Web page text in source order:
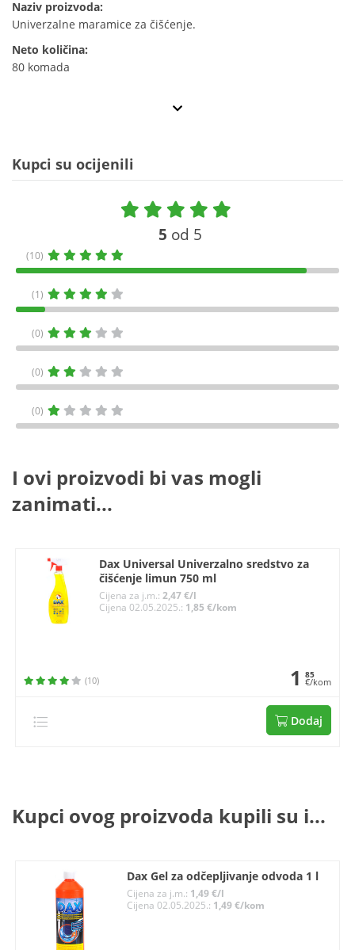
Naziv proizvoda:
Univerzalne maramice za čišćenje.
Neto količina:
80 komada
Kupci su ocijenili
5 od 5
(10)
(1)
(0)
(0)
(0)
I ovi proizvodi bi vas mogli
zanimati...
Dax Universal Univerzalno sredstvo za
čišćenje limun 750 ml
Cijena za j.m.: 2,47 €/l
Cijena 02.05.2025.: 1,85 €/kom
(10) 1 85
€/kom
Dodaj
Kupci ovog proizvoda kupili su i...
Dax Gel za odčepljivanje odvoda 1 l
Cijena za j.m.: 1,49 €/l
Cijena 02.05.2025.: 1,49 €/kom